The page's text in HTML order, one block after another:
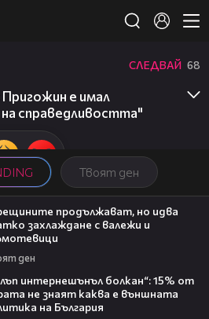
Твоят ден
СЛЕДВАЙ 68
е имал
справедливостта"
продължават, но идва
захлаждане с валежи и
ден
интернешънъл болкан“: 15% от
не знаят каква е външната
на България